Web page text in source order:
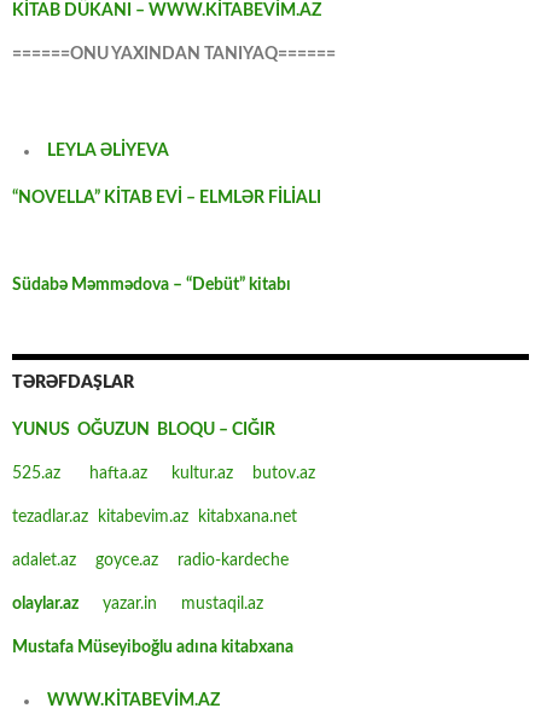
KİTAB DÜKANI – WWW.KİTABEVİM.AZ
======ONU YAXINDAN TANIYAQ======
LEYLA ƏLİYEVA
“NOVELLA” KİTAB EVİ – ELMLƏR FİLİALI
Südabə Məmmədova – “Debüt” kitabı
TƏRƏFDAŞLAR
YUNUS OĞUZUN BLOQU – CIĞIR
525.az hafta.az kultur.az butov.az
tezadlar.az kitabevim.az kitabxana.net
adalet.az goyce.az radio-kardeche
olaylar.az yazar.in mustaqil.az
Mustafa Müseyiboğlu adına kitabxana
WWW.KİTABEVİM.AZ